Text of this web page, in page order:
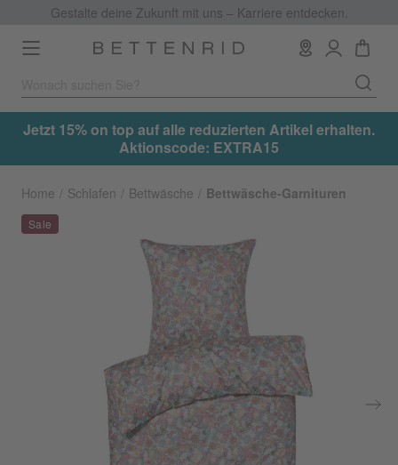
Gestalte deine Zukunft mit uns – Karriere entdecken.
Toggle
navigation
Jetzt 15% on top auf alle reduzierten Artikel erhalten.
Aktionscode: EXTRA15
Home Schlafen Bettwäsche Bettwäsche-Garnituren